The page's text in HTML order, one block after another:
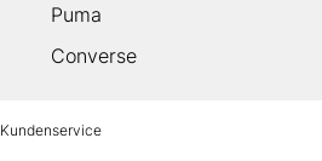
Puma
Converse
Kundenservice